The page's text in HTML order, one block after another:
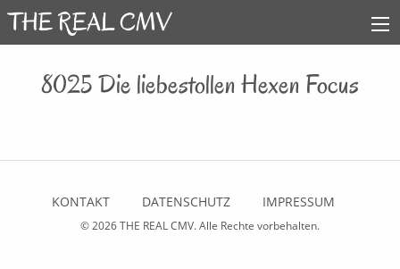
8025 Die liebestollen Hexen Focus
KONTAKT DATENSCHUTZ IMPRESSUM
© 2026THE REAL CMV. Alle Rechte vorbehalten.